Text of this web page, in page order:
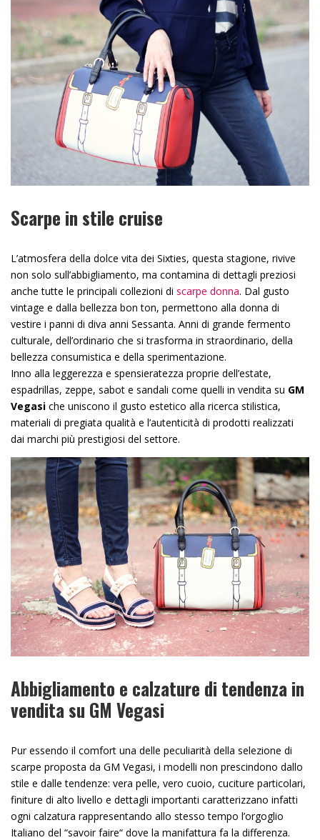
Scarpe in stile cruise
L’atmosfera della dolce vita dei Sixties, questa stagione, rivive
non solo sull’abbigliamento, ma contamina di dettagli preziosi
anche tutte le principali collezioni di scarpe donna. Dal gusto
vintage e dalla bellezza bon ton, permettono alla donna di
vestire i panni di diva anni Sessanta. Anni di grande fermento
culturale, dell’ordinario che si trasforma in straordinario, della
bellezza consumistica e della sperimentazione.
Inno alla leggerezza e spensieratezza proprie dell’estate,
espadrillas, zeppe, sabot e sandali come quelli in vendita su GM
Vegasi che uniscono il gusto estetico alla ricerca stilistica,
materiali di pregiata qualità e l’autenticità di prodotti realizzati
dai marchi più prestigiosi del settore.
Abbigliamento e calzature di tendenza in
vendita su GM Vegasi
Pur essendo il comfort una delle peculiarità della selezione di
scarpe proposta da GM Vegasi, i modelli non prescindono dallo
stile e dalle tendenze: vera pelle, vero cuoio, cuciture particolari,
finiture di alto livello e dettagli importanti caratterizzano infatti
ogni calzatura rappresentando allo stesso tempo l’orgoglio
Italiano del “savoir faire“ dove la manifattura fa la differenza.